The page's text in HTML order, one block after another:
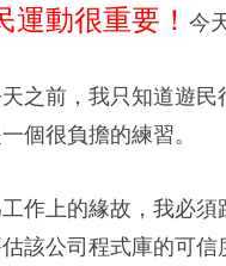
運動很重要！ 今
之前，我只知道遊
個很負擔的練習。
工作上的緣故，我必
該公司程式庫的可信